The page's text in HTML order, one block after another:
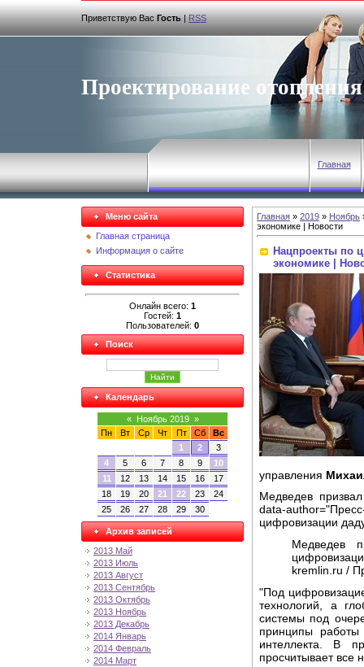
Приветствую Вас Гость|RSS
Проектирование
Главная
Меню сайта
Главная страница
Информация о сайте
Статистика
Онлайн всего: 1
Гостей: 1
Пользователей: 0
Поиск
Календарь
« Ноябрь 2019 »
Пн
Вт Ср Чт Пт Сб
Вс
1
2
3
4
5 6 7 8 9
10
11
12 13 14 15 16
17
18
19 20 21 22 23
24
25
26 27 28 29 30
Архив записей
2013 Май
2013 Июль
2013 Август
2013 Сентябрь
2013 Октябрь
2013 Ноябрь
2013 Декабрь
2014 Январь
2014 Февраль
2014 Март
Главная » 2019 » Ноябрь
экономике | Новости
Нацпроекты по
экономике |
управления
Медведев
data-
цифровизации
Медведев
kremlin.ru /
"Под
технологий, а
системы под
принципы работы
интеллекта. В
просчитывает все